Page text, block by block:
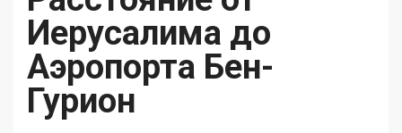
Иерусалима до
Аэропорта Бен-
Гурион